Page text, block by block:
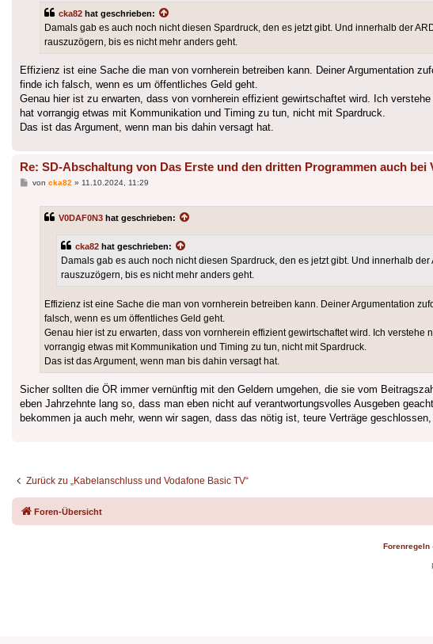
cka82 hat geschrieben:
Damals gab es auch noch nicht diesen Spardruck, den es jetzt gibt. Und innerhalb der
rauszuzögern, bis es nicht mehr anders geht.
Effizienz ist eine Sache die man von vornherein betreiben kann. Deiner Argumentation
finde ich falsch, wenn es um öffentliches Geld geht.
Genau hier ist zu erwarten, dass von vornherein effizient gewirtschaftet wird. Ich
hat vorrangig etwas mit Kommunikation und Timing zu tun, nicht mit Spardruck.
Das ist das Argument, wenn man bis dahin versagt hat.
Re: SD-Abschaltung von Das Erste und den dritten Programmen auch bei
Beitrag
von cka82 » 11.10.2024, 11:29
V0DAF0N3 hat geschrieben:
cka82 hat geschrieben:
Damals gab es auch noch nicht diesen Spardruck, den es jetzt gibt. Und innerhalb
rauszuzögern, bis es nicht mehr anders geht.
Effizienz ist eine Sache die man von vornherein betreiben kann. Deiner Argumentation
falsch, wenn es um öffentliches Geld geht.
Genau hier ist zu erwarten, dass von vornherein effizient gewirtschaftet wird. Ich
vorrangig etwas mit Kommunikation und Timing zu tun, nicht mit Spardruck.
Das ist das Argument, wenn man bis dahin versagt hat.
Sicher sollten die ÖR immer vernünftig mit den Geldern umgehen, die sie vom
eben Jahrzehnte lang so, dass man eben nicht auf verantwortungsvolles Ausgeben
bekommen ja auch mehr, wenn wir sagen, dass das nötig ist, teure Verträge
Zurück zu „Kabelanschluss und Vodafone Basic TV“
Foren-Übersicht
Forenregeln